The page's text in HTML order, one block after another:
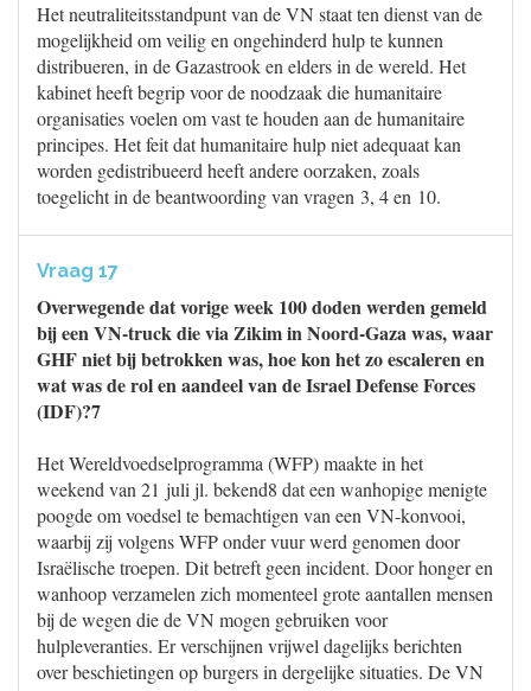
Het neutraliteitsstandpunt van de VN staat ten dienst van de
mogelijkheid om veilig en ongehinderd hulp te kunnen
distribueren, in de Gazastrook en elders in de wereld. Het
kabinet heeft begrip voor de noodzaak die humanitaire
organisaties voelen om vast te houden aan de humanitaire
principes. Het feit dat humanitaire hulp niet adequaat kan
worden gedistribueerd heeft andere oorzaken, zoals
toegelicht in de beantwoording van vragen 3, 4 en 10.
Vraag 17
Overwegende dat vorige week 100 doden werden gemeld
bij een VN-truck die via Zikim in Noord-Gaza was, waar
GHF niet bij betrokken was, hoe kon het zo escaleren en
wat was de rol en aandeel van de Israel Defense Forces
(IDF)?7
Het Wereldvoedselprogramma (WFP) maakte in het
weekend van 21 juli jl. bekend8 dat een wanhopige menigte
poogde om voedsel te bemachtigen van een VN-konvooi,
waarbij zij volgens WFP onder vuur werd genomen door
Israëlische troepen. Dit betreft geen incident. Door honger en
wanhoop verzamelen zich momenteel grote aantallen mensen
bij de wegen die de VN mogen gebruiken voor
hulpleveranties. Er verschijnen vrijwel dagelijks berichten
over beschietingen op burgers in dergelijke situaties. De VN